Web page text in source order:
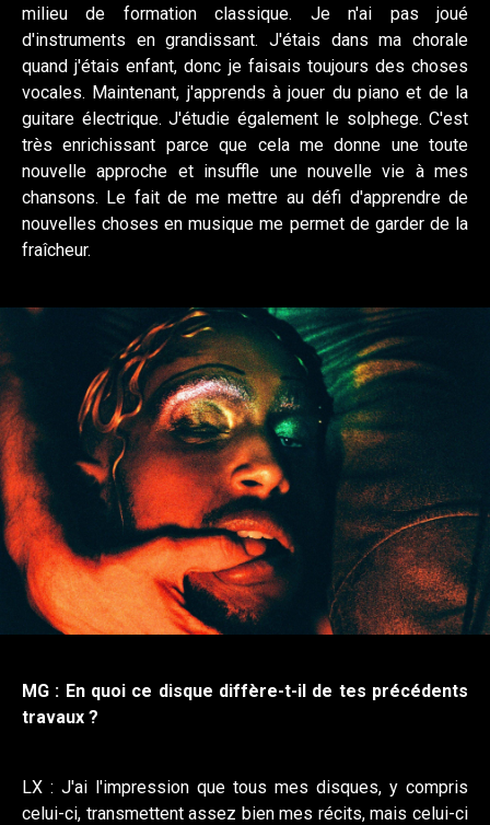
milieu de formation classique. Je n'ai pas joué
d'instruments en grandissant. J'étais dans ma chorale
quand j'étais enfant, donc je faisais toujours des choses
vocales. Maintenant, j'apprends à jouer du piano et de la
guitare électrique. J'étudie également le solphege. C'est
très enrichissant parce que cela me donne une toute
nouvelle approche et insuffle une nouvelle vie à mes
chansons. Le fait de me mettre au défi d'apprendre de
nouvelles choses en musique me permet de garder de la
fraîcheur.
MG : En quoi ce disque diffère-t-il de tes précédents
travaux ?
LX : J'ai l'impression que tous mes disques, y compris
celui-ci, transmettent assez bien mes récits, mais celui-ci